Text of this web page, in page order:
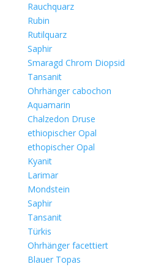
Rauchquarz
Rubin
Rutilquarz
Saphir
Smaragd Chrom Diopsid
Tansanit
Ohrhänger cabochon
Aquamarin
Chalzedon Druse
ethiopischer Opal
ethopischer Opal
Kyanit
Larimar
Mondstein
Saphir
Tansanit
Türkis
Ohrhänger facettiert
Blauer Topas